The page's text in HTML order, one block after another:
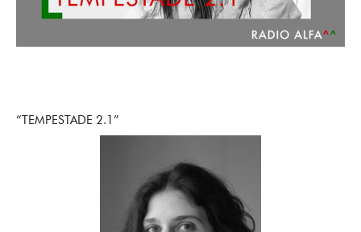
“TEMPESTADE 2.1”